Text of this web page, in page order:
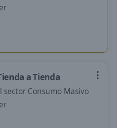
a Tienda
Consumo Masivo